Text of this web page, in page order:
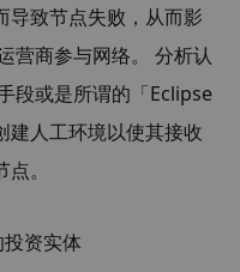
导致节点失败，从而影
营商参与网络。 分析认
段或是所谓的「Eclipse
建人工环境以使其接收
。
投资实体